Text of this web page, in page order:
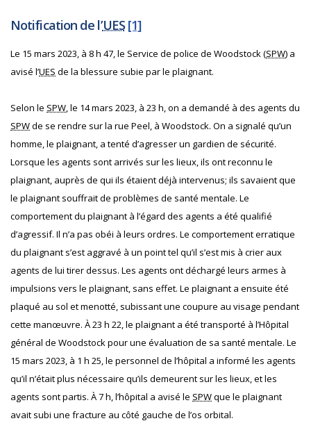
Notification de l’UES [1]
Le 15 mars 2023, à 8 h 47, le Service de police de Woodstock (SPW) a
avisé l’UES de la blessure subie par le plaignant.
Selon le SPW, le 14 mars 2023, à 23 h, on a demandé à des agents du
SPWde se rendre sur la rue Peel, à Woodstock. On a signalé qu’un
homme, le plaignant, a tenté d’agresser un gardien de sécurité.
Lorsque les agents sont arrivés sur les lieux, ils ont reconnu le
plaignant, auprès de qui ils étaient déjà intervenus; ils savaient que
le plaignant souffrait de problèmes de santé mentale. Le
comportement du plaignant à l’égard des agents a été qualifié
d’agressif. Il n’a pas obéi à leurs ordres. Le comportement erratique
du plaignant s’est aggravé à un point tel qu’il s’est mis à crier aux
agents de lui tirer dessus. Les agents ont déchargé leurs armes à
impulsions vers le plaignant, sans effet. Le plaignant a ensuite été
plaqué au sol et menotté, subissant une coupure au visage pendant
cette manœuvre. À 23 h 22, le plaignant a été transporté à l’Hôpital
général de Woodstock pour une évaluation de sa santé mentale. Le
15 mars 2023, à 1 h 25, le personnel de l’hôpital a informé les agents
qu’il n’était plus nécessaire qu’ils demeurent sur les lieux, et les
agents sont partis. À 7 h, l’hôpital a avisé le SPWque le plaignant
avait subi une fracture au côté gauche de l’os orbital.